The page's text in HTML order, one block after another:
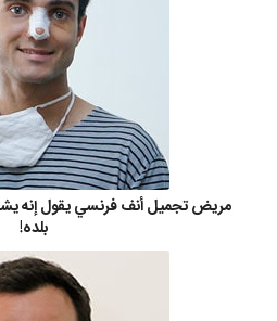
مريض تجميل أنف فرنسي يقول إنه
بلده!